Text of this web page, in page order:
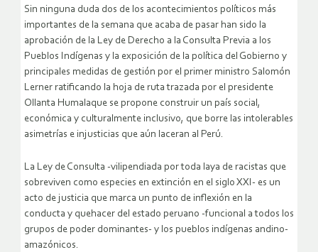
Sin ninguna duda dos de los acontecimientos políticos más
importantes de la semana que acaba de pasar han sido la
aprobación de la Ley de Derecho a la Consulta Previa a los
Pueblos Indígenas y la exposición de la política del Gobierno y
principales medidas de gestión por el primer ministro Salomón
Lerner ratificando la hoja de ruta trazada por el presidente
Ollanta Humalaque se propone construir un país social,
económica y culturalmente inclusivo, que borre las intolerables
asimetrías e injusticias que aún laceran al Perú.
La Ley de Consulta -vilipendiada por toda laya de racistas que
sobreviven como especies en extinción en el siglo XXI- es un
acto de justicia que marca un punto de inflexión en la
conducta y quehacer del estado peruano -funcional a todos los
grupos de poder dominantes- y los pueblos indígenas andino-
amazónicos.